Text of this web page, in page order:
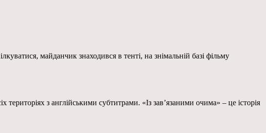
майданчик знаходився в тенті, на знімальній базі фільму
з англійськими субтитрами. «Із зав’язаними очима» – це історія